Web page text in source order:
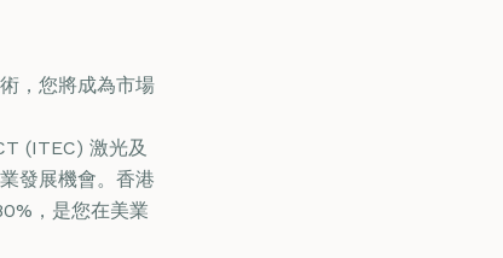
，您將成為市場
(ITEC) 激光及
發展機會。香港
，是您在美業